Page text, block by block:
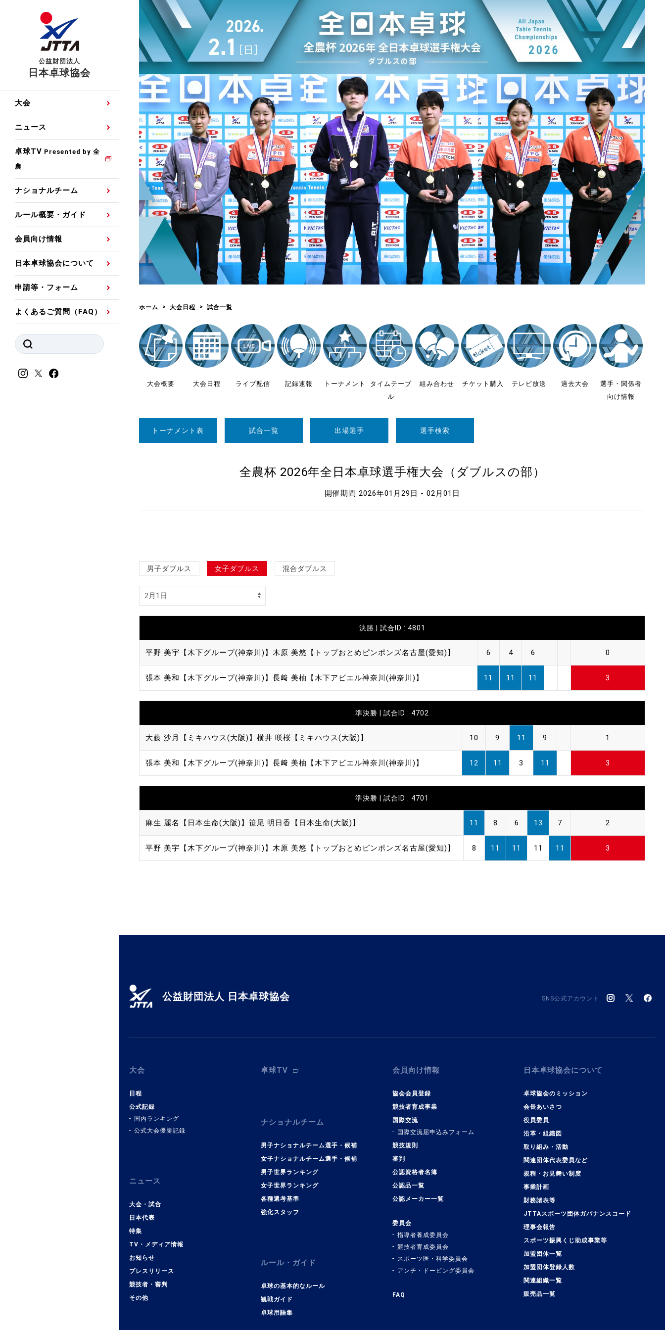
公益財団法人
日本卓球協会
大会 日程
公式記録
国内ランキング
公式大会優勝記録
ニュース
大会・試合
日本代表
特集
TV・メディア情報
お知らせ
プレスリリース
競技者(パスウェイ)・審判
その他
卓球TV Presented by 全
農
ナショナルチーム
男子ナショナルチーム選
手・候補
女子ナショナルチーム選
手・候補
男子世界ランキング
女子世界ランキング
各種選考基準
強化スタッフ
ルール概要・ガイド
卓球の基本的なルール
競技規則
観戦ガイド
卓球用語集
スポーツ栄養カルタ
会員向け情報
協会会員登録
ゼッケンについて
競技者育成事業
審判
指導者
公認資格者名簿
公認品一覧
公認メーカー一覧
競技者育成委員会
スポーツ医・科学委員会
日本卓球協会について
卓球協会のミッション
会長あいさつ
役員委員
沿革・組織図
取り組み・活動
関連団体代表委員など
規程・お見舞い制度
ハンドブックデータ
JTTAスポーツ団体ガバナ
ンスコード
理事会報告
加盟団体一覧
販売品一覧
申請等・フォーム
国際交流届申込みフォーム
国際大会自主参加申請
競技ウエア広告申請
競技ウエアチーム名申請
日本卓球ルールのお問い合
わせ
審判員ネームプレート制作
申込
よくあるご質問（FAQ） ホーム 大会日程 試合一覧
大会概要 大会日程 ライブ配信 記録速報 トーナメント
タイムテーブ
ル
組み合わせ チケット購入 テレビ放送 過去大会
選手・関係者
向け情報
トーナメント表 試合一覧 出場選手 選手検索
全農杯 2026年全日本卓球選手権大会（ダブルスの部）
開催期間 2026年01月29日 - 02月01日
男子ダブルス 女子ダブルス 混合ダブルス
決勝 | 試合ID : 4801
平野 美宇【木下グループ(神奈川)】 木原 美悠【トップおとめピンポンズ名古屋(愛知)】 6 4 6 0
張本 美和【木下グループ(神奈川)】 長﨑 美柚【木下アビエル神奈川(神奈川)】 11 11 11 3
準決勝 | 試合ID : 4702
大藤 沙月【ミキハウス(大阪)】 横井 咲桜【ミキハウス(大阪)】 10 9 11 9 1
張本 美和【木下グループ(神奈川)】 長﨑 美柚【木下アビエル神奈川(神奈川)】 12 11 3 11 3
準決勝 | 試合ID : 4701
麻生 麗名【日本生命(大阪)】 笹尾 明日香【日本生命(大阪)】 11 8 6 13 7 2
平野 美宇【木下グループ(神奈川)】 木原 美悠【トップおとめピンポンズ名古屋(愛知)】 8 11 11 11 11 3
公益財団法人 日本卓球協会 SNS公式アカウント
大会
日程
公式記録
国内ランキング
公式大会優勝記録
ニュース
大会・試合
日本代表
特集
TV・メディア情報
お知らせ
プレスリリース
競技者・審判
その他
卓球TV
ナショナルチーム
男子ナショナルチーム選手・候補
女子ナショナルチーム選手・候補
男子世界ランキング
女子世界ランキング
各種選考基準
強化スタッフ
ルール・ガイド
卓球の基本的なルール
観戦ガイド
卓球用語集
会員向け情報
協会会員登録
競技者育成事業
国際交流
国際交流届申込みフォーム
競技規則
審判
公認資格者名簿
公認品一覧
公認メーカー一覧
委員会
指導者養成委員会
競技者育成委員会
スポーツ医・科学委員会
アンチ・ドーピング委員会
FAQ
日本卓球協会について
卓球協会のミッション
会長あいさつ
役員委員
沿革・組織図
取り組み・活動
関連団体代表委員など
規程・お見舞い制度
事業計画
財務諸表等
JTTAスポーツ団体ガバナンスコード
理事会報告
スポーツ振興くじ助成事業等
加盟団体一覧
加盟団体登録人数
関連組織一覧
販売品一覧